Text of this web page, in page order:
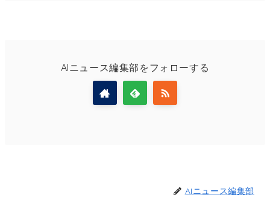
AIニュース編集部をフォローする
AIニュース編集部